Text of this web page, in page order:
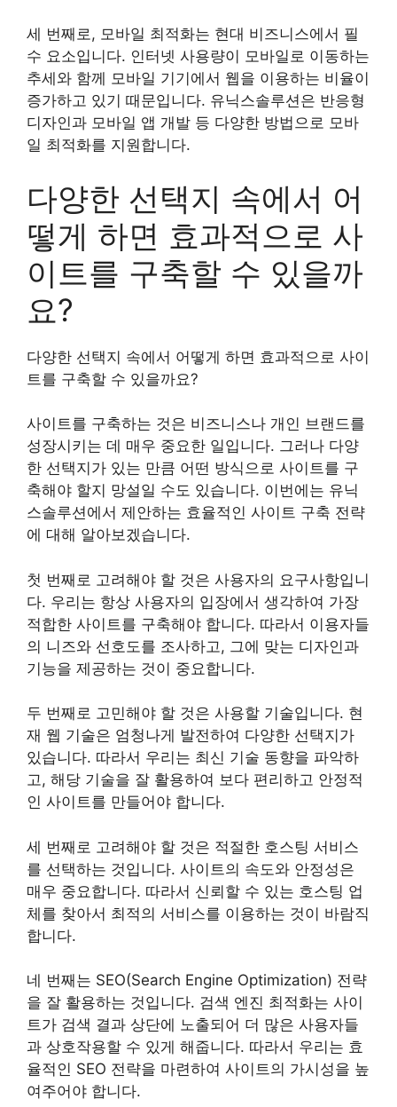
세 번째로, 모바일 최적화는 현대 비즈니스에서 필
수 요소입니다. 인터넷 사용량이 모바일로 이동하는
추세와 함께 모바일 기기에서 웹을 이용하는 비율이
증가하고 있기 때문입니다. 유닉스솔루션은 반응형
디자인과 모바일 앱 개발 등 다양한 방법으로 모바
일 최적화를 지원합니다.
다양한 선택지 속에서 어
떻게 하면 효과적으로 사
이트를 구축할 수 있을까
요?
다양한 선택지 속에서 어떻게 하면 효과적으로 사이
트를 구축할 수 있을까요?
사이트를 구축하는 것은 비즈니스나 개인 브랜드를
성장시키는 데 매우 중요한 일입니다. 그러나 다양
한 선택지가 있는 만큼 어떤 방식으로 사이트를 구
축해야 할지 망설일 수도 있습니다. 이번에는 유닉
스솔루션에서 제안하는 효율적인 사이트 구축 전략
에 대해 알아보겠습니다.
첫 번째로 고려해야 할 것은 사용자의 요구사항입니
다. 우리는 항상 사용자의 입장에서 생각하여 가장
적합한 사이트를 구축해야 합니다. 따라서 이용자들
의 니즈와 선호도를 조사하고, 그에 맞는 디자인과
기능을 제공하는 것이 중요합니다.
두 번째로 고민해야 할 것은 사용할 기술입니다. 현
재 웹 기술은 엄청나게 발전하여 다양한 선택지가
있습니다. 따라서 우리는 최신 기술 동향을 파악하
고, 해당 기술을 잘 활용하여 보다 편리하고 안정적
인 사이트를 만들어야 합니다.
세 번째로 고려해야 할 것은 적절한 호스팅 서비스
를 선택하는 것입니다. 사이트의 속도와 안정성은
매우 중요합니다. 따라서 신뢰할 수 있는 호스팅 업
체를 찾아서 최적의 서비스를 이용하는 것이 바람직
합니다.
네 번째는 SEO(Search Engine Optimization) 전략
을 잘 활용하는 것입니다. 검색 엔진 최적화는 사이
트가 검색 결과 상단에 노출되어 더 많은 사용자들
과 상호작용할 수 있게 해줍니다. 따라서 우리는 효
율적인 SEO 전략을 마련하여 사이트의 가시성을 높
여주어야 합니다.